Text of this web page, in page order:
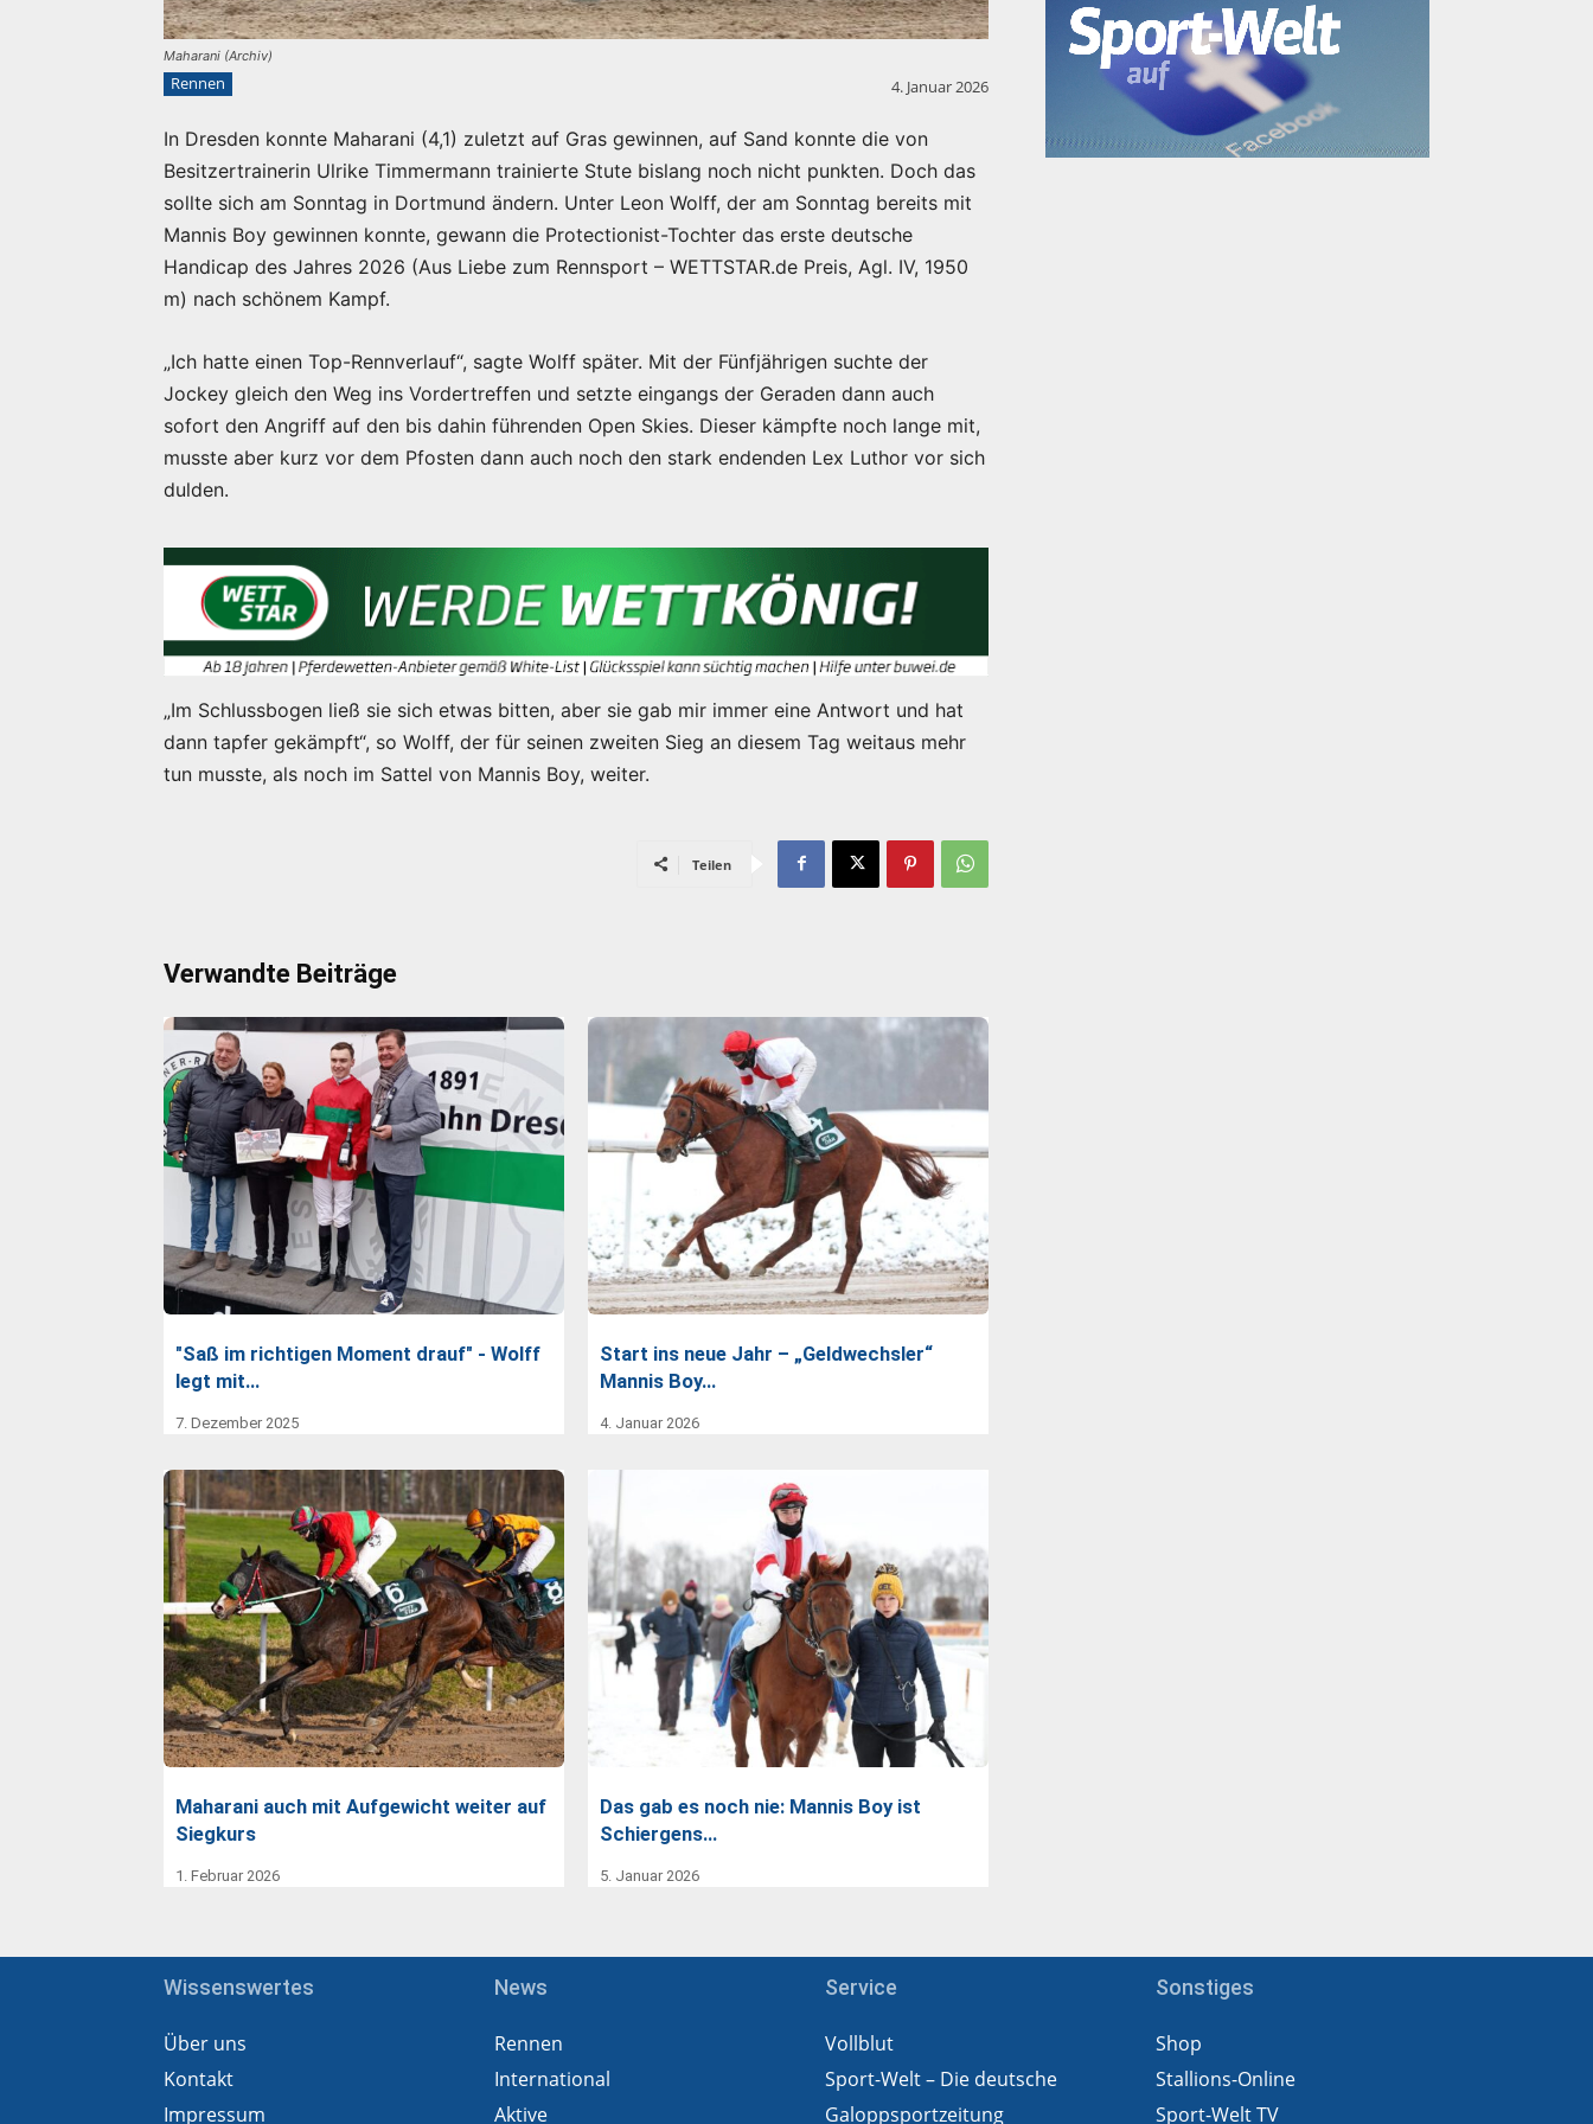
Maharani (Archiv)
Rennen 4. Januar 2026
In Dresden konnte Maharani (4,1) zuletzt auf Gras gewinnen, auf Sand konnte die von
Besitzertrainerin Ulrike Timmermann trainierte Stute bislang noch nicht punkten. Doch das
sollte sich am Sonntag in Dortmund ändern. Unter Leon Wolff, der am Sonntag bereits mit
Mannis Boy gewinnen konnte, gewann die Protectionist-Tochter das erste deutsche
Handicap des Jahres 2026 (Aus Liebe zum Rennsport – WETTSTAR.de Preis, Agl. IV, 1950
m) nach schönem Kampf.
„Ich hatte einen Top-Rennverlauf“, sagte Wolff später. Mit der Fünfjährigen suchte der
Jockey gleich den Weg ins Vordertreffen und setzte eingangs der Geraden dann auch
sofort den Angriff auf den bis dahin führenden Open Skies. Dieser kämpfte noch lange mit,
musste aber kurz vor dem Pfosten dann auch noch den stark endenden Lex Luthor vor sich
dulden.
„Im Schlussbogen ließ sie sich etwas bitten, aber sie gab mir immer eine Antwort und hat
dann tapfer gekämpft“, so Wolff, der für seinen zweiten Sieg an diesem Tag weitaus mehr
tun musste, als noch im Sattel von Mannis Boy, weiter.
Teilen
Verwandte Beiträge
"Saß im richtigen Moment drauf" - Wolff
legt mit…
7. Dezember 2025
Start ins neue Jahr – „Geldwechsler“
Mannis Boy…
4. Januar 2026
Maharani auch mit Aufgewicht weiter auf
Siegkurs
1. Februar 2026
Das gab es noch nie: Mannis Boy ist
Schiergens…
5. Januar 2026
Wissenswertes
Über uns
Kontakt
Impressum
News
Rennen
International
Aktive
Service
Vollblut
Sport-Welt – Die deutsche
Galoppsportzeitung
Sonstiges
Shop
Stallions-Online
Sport-Welt TV